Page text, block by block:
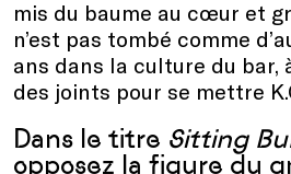
mis du baume au cœur et
n’est pas tombé comme
ans dans la culture du bar,
des joints pour se mettre
Dans le titre Sitting
opposez la figure du